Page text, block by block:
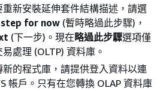
新安裝延伸套件結構描述，請選
for now (暫時略過此步驟)，
(下一步)。現在略過此步驟選項僅
處理 (OLTP) 資料庫。
的程式庫，請提供登入資料以連
帳戶。只有在您轉換 OLAP 資料庫